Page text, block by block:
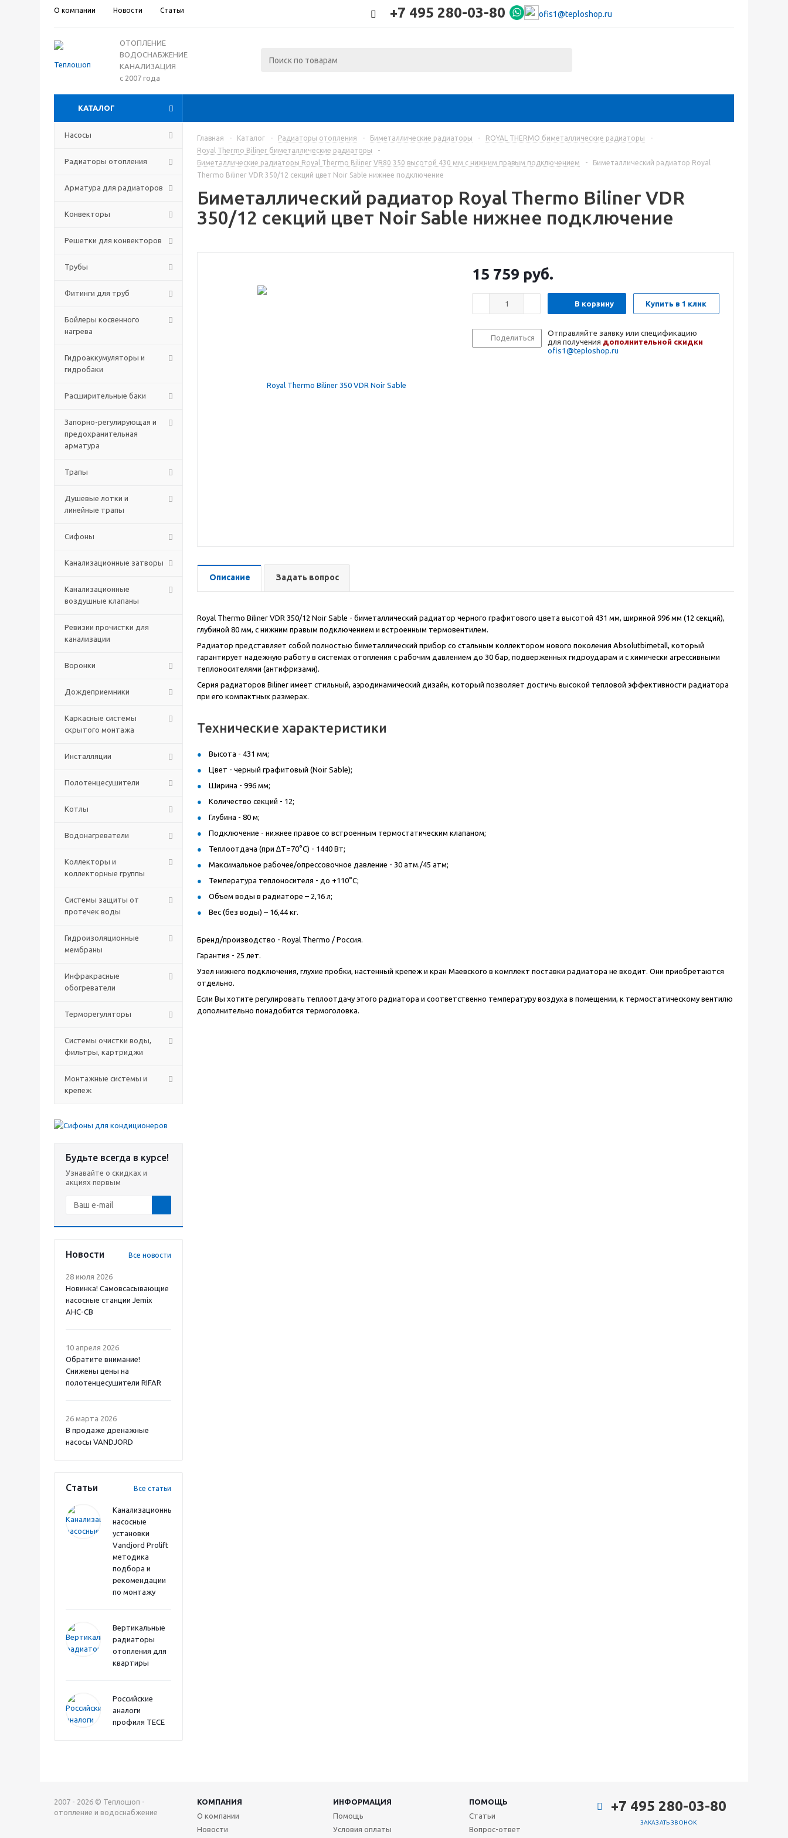
О компании Новости Статьи +7 495 280-03-80 ofis1@teploshop.ru
ОТОПЛЕНИЕ
ВОДОСНАБЖЕНИЕ
КАНАЛИЗАЦИЯ
с 2007 года
КАТАЛОГ
Насосы
Радиаторы отопления
Арматура для радиаторов
Конвекторы
Решетки для конвекторов
Трубы
Фитинги для труб
Бойлеры косвенного
нагрева
Гидроаккумуляторы и
гидробаки
Расширительные баки
Запорно-регулирующая и
предохранительная
арматура
Трапы
Душевые лотки и
линейные трапы
Сифоны
Канализационные затворы
Канализационные
воздушные клапаны
Ревизии прочистки для
канализации
Воронки
Дождеприемники
Каркасные системы
скрытого монтажа
Инсталляции
Полотенцесушители
Котлы
Водонагреватели
Коллекторы и
коллекторные группы
Системы защиты от
протечек воды
Гидроизоляционные
мембраны
Инфракрасные
обогреватели
Терморегуляторы
Системы очистки воды,
фильтры, картриджи
Монтажные системы и
крепеж
Будьте всегда в курсе!
Узнавайте о скидках и
акциях первым
Новости Все новости
28 июля 2026
Новинка! Самовсасывающие
насосные станции Jemix
АНС-СВ
10 апреля 2026
Обратите внимание!
Снижены цены на
полотенцесушители RIFAR
26 марта 2026
В продаже дренажные
насосы VANDJORD
Статьи Все статьи
Канализационные
насосные
установки
Vandjord Prolift
методика
подбора и
рекомендации
по монтажу
Вертикальные
радиаторы
отопления для
квартиры
Российские
аналоги
профиля TECE
Главная - Каталог - Радиаторы отопления - Биметаллические радиаторы - ROYAL THERMO биметаллические радиаторы
-
Royal Thermo Biliner биметаллические радиаторы
-
Биметаллические радиаторы Royal Thermo Biliner VR80 350 высотой 430 мм с нижним правым подключением
-
Биметаллический радиатор Royal
Thermo Biliner VDR 350/12 секций цвет Noir Sable нижнее подключение
Биметаллический радиатор Royal Thermo Biliner VDR
350/12 секций цвет Noir Sable нижнее подключение
15 759 руб.
В корзину Купить в 1 клик
Поделиться
Отправляйте заявку или спецификацию
для получения дополнительной скидки
ofis1@teploshop.ru
Описание Задать вопрос
Royal Thermo Biliner VDR 350/12 Noir Sable - биметаллический радиатор черного графитового цвета высотой 431 мм, шириной 996 мм (12 секций),
глубиной 80 мм, с нижним правым подключением и встроенным термовентилем.
Радиатор представляет собой полностью биметаллический прибор со стальным коллектором нового поколения Absolutbimetall, который
гарантирует надежную работу в системах отопления с рабочим давлением до 30 бар, подверженных гидроударам и с химически агрессивными
теплоносителями (антифризами).
Серия радиаторов Biliner имеет стильный, аэродинамический дизайн, который позволяет достичь высокой тепловой эффективности радиатора
при его компактных размерах.
Технические характеристики
Высота - 431 мм;
Цвет - черный графитовый (Noir Sable);
Ширина - 996 мм;
Количество секций - 12;
Глубина - 80 м;
Подключение - нижнее правое со встроенным термостатическим клапаном;
Теплоотдача (при ∆T=70°C) - 1440 Вт;
Максимальное рабочее/опрессовочное давление - 30 атм./45 атм;
Температура теплоносителя - до +110°C;
Объем воды в радиаторе – 2,16 л;
Вес (без воды) – 16,44 кг.
Бренд/производство - Royal Thermo / Россия.
Гарантия - 25 лет.
Узел нижнего подключения, глухие пробки, настенный крепеж и кран Маевского в комплект поставки радиатора не входит. Они приобретаются
отдельно.
Если Вы хотите регулировать теплоотдачу этого радиатора и соответственно температуру воздуха в помещении, к термостатическому вентилю
дополнительно понадобится термоголовка.
2007 - 2026 © Теплошоп -
отопление и водоснабжение
КОМПАНИЯ ИНФОРМАЦИЯ
ПОМОЩЬ
О компании
Новости
Помощь
Условия оплаты
Статьи
Вопрос-ответ
+7 495 280-03-80
ЗАКАЗАТЬ ЗВОНОК